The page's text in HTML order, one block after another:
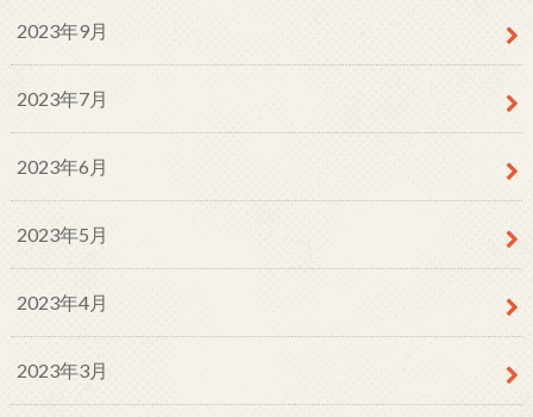
2023年9月
2023年7月
2023年6月
2023年5月
2023年4月
2023年3月